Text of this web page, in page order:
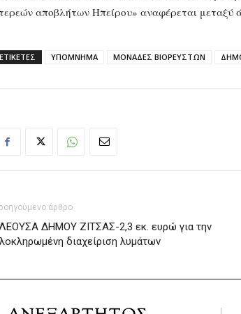
αποβλήτων Ηπείρου» αναφέρεται μεταξύ
ΕΤΙΚΕΤΕΣ ΥΠΟΜΝΗΜΑ ΜΟΝΑΔΕΣ ΒΙΟΡΕΥΣΤΩΝ
άρθρο
ΔΗΜΟΥ ΖΙΤΣΑΣ-2,3 εκ. ευρώ για την
διαχείριση λυμάτων